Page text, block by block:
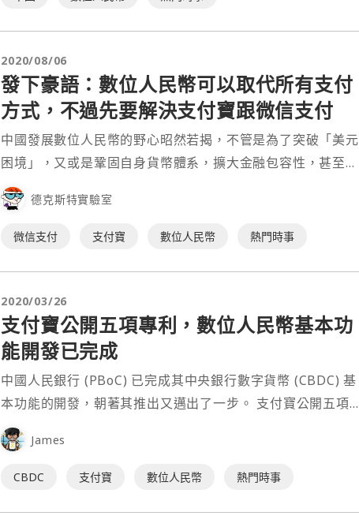
2020/08/06
發下豪語：數位人民幣可以取代所有支付
方式，不過先要解決支付寶跟微信支付
中國發展數位人民幣的野心昭然若揭，不管是為了突破「美元
困境」，又或是鞏固自身貨幣體系，擴大金融包容性，甚至是
透過數位人民幣監控洗錢行為，數位人民幣都勢在必行。然而
在達成其目標之前，可能要先搬開最大的絆腳石：支付寶跟微
信支付。 根據研究機構易觀去年的⋯
德克斯特實驗室
微信支付 支付寶 數位人民幣 熱門時事
2020/03/26
支付寶公開五項專利，數位人民幣基本功
能開發已完成
中國人民銀行 (PBoC) 已完成其中央銀行數字貨幣 (CBDC) 基
本功能的開發，朝著其推出又邁出了一步。 支付寶公開五項與
CBDC 有關專利 據《環球時報》週二報導，中國人民銀行目前
正在起草⋯
James
CBDC 支付寶 數位人民幣 熱門時事